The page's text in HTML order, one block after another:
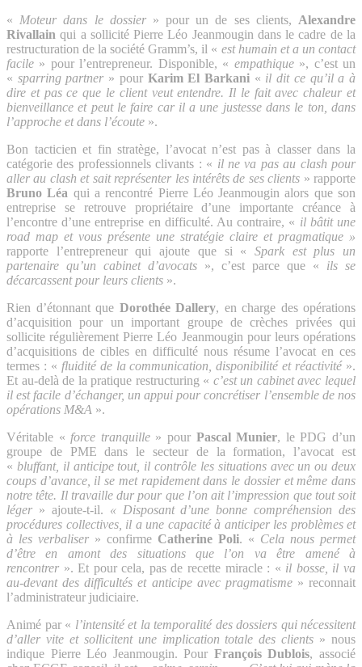
« Moteur dans le dossier» pour un de ses clients, Alexandre
Rivallain qui a sollicité Pierre Léo Jeanmougin dans le cadre de la
restructuration de la société Gramm’s, il « est humain et a un contact
facile » pour l’entrepreneur. Disponible, « empathique », c’est un
« sparring partner » pour Karim El Barkani « il dit ce qu’il a à
dire et pas ce que le client veut entendre. Il le fait avec chaleur et
bienveillance et peut le faire car il a une justesse dans le ton, dans
l’approche et dans l’écoute ».
Bon tacticien et fin stratège, l’avocat n’est pas à classer dans la
catégorie des professionnels clivants : « il ne va pas au clash pour
aller au clash et sait représenter les intérêts de ses clients » rapporte
Bruno Léa qui a rencontré Pierre Léo Jeanmougin alors que son
entreprise se retrouve propriétaire d’une importante créance à
l’encontre d’une entreprise en difficulté. Au contraire, « il bâtit une
road map et vous présente une stratégie claire et pragmatique »
rapporte l’entrepreneur qui ajoute que si « Spark est plus un
partenaire qu’un cabinet d’avocats », c’est parce que « ils se
décarcassent pour leurs clients ».
Rien d’étonnant que Dorothée Dallery, en charge des opérations
d’acquisition pour un important groupe de crèches privées qui
sollicite régulièrement Pierre Léo Jeanmougin pour leurs opérations
d’acquisitions de cibles en difficulté nous résume l’avocat en ces
termes : « fluidité de la communication, disponibilité et réactivité».
Et au-delà de la pratique restructuring « c’est un cabinet avec lequel
il est facile d’échanger, un appui pour concrétiser l’ensemble de nos
opérations M&A ».
Véritable « force tranquille» pour Pascal Munier, le PDG d’un
groupe de PME dans le secteur de la formation, l’avocat est
« bluffant, il anticipe tout, il contrôle les situations avec un ou deux
coups d’avance, il se met rapidement dans le dossier et même dans
notre tête. Il travaille dur pour que l’on ait l’impression que tout soit
léger » ajoute-t-il. « Disposant d’une bonne compréhension des
procédures collectives, il a une capacité à anticiper les problèmes et
à les verbaliser » confirme Catherine Poli. « Cela nous permet
d’être en amont des situations que l’on va être amené à
rencontrer ». Et pour cela, pas de recette miracle : « il bosse, il va
au-devant des difficultés et anticipe avec pragmatisme » reconnait
l’administrateur judiciaire.
Animé par « l’intensité et la temporalité des dossiers qui nécessitent
d’aller vite et sollicitent une implication totale des clients » nous
indique Pierre Léo Jeanmougin. Pour François Dublois, associé